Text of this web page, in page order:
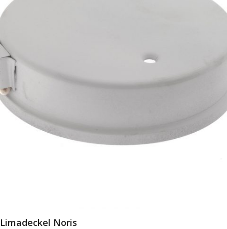
Limadeckel Noris